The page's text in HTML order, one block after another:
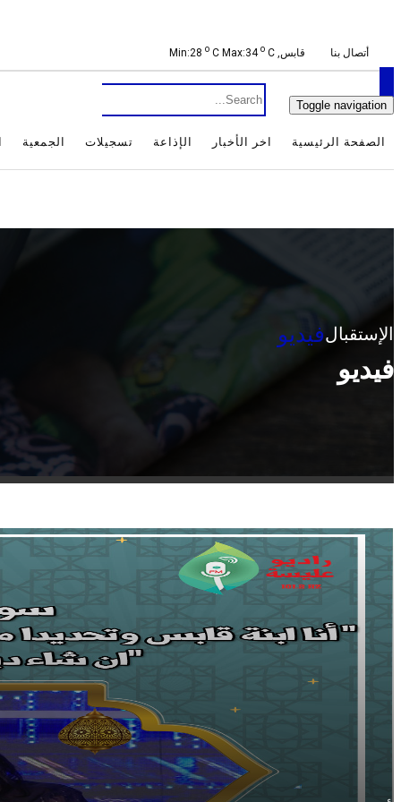
أتصال بنا قابس, Min:28 o C Max:34o C
Toggle navigation
الصفحة الرئيسية اخر الأخبار الإذاعة تسجيلات الجمعية
الإستقبالفيديو
فيديو